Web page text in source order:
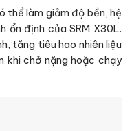
thể làm giảm độ bền, hệ
ổn định của SRM X30L.
tăng tiêu hao nhiên liệu
khi chở nặng hoặc chạy